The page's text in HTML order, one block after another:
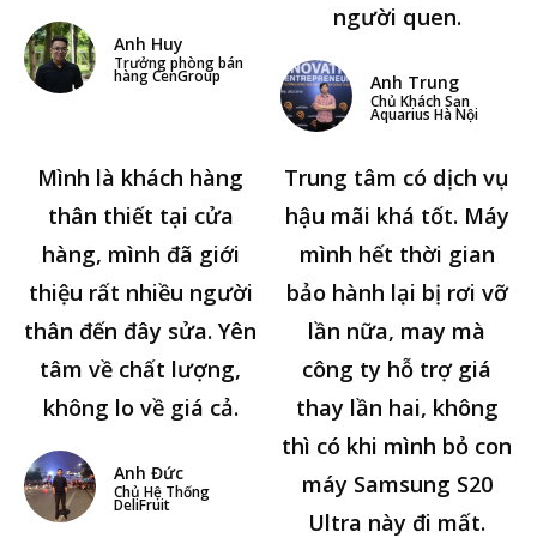
Anh Huy
Trưởng phòng bán
hàng CenGroup
người quen.
Anh Trung
Chủ Khách Sạn
Aquarius Hà Nội
Mình là khách hàng
thân thiết tại cửa
hàng, mình đã giới
thiệu rất nhiều người
thân đến đây sửa. Yên
tâm về chất lượng,
không lo về giá cả.
Anh Đức
Chủ Hệ Thống
DeliFruit
Trung tâm có dịch vụ
hậu mãi khá tốt. Máy
mình hết thời gian
bảo hành lại bị rơi vỡ
lần nữa, may mà
công ty hỗ trợ giá
thay lần hai, không
thì có khi mình bỏ con
máy Samsung S20
Ultra này đi mất.